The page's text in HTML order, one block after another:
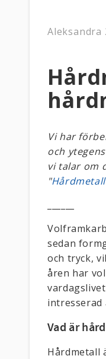
Aleksandra
Vi har
och
vi talar om
"
sedan
och tryck,
åren har
intresserad
Vad är
Hårdmetall